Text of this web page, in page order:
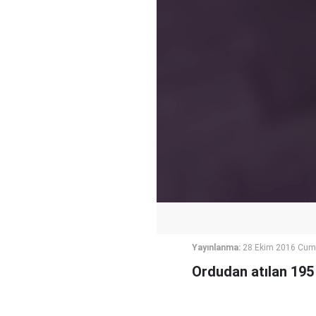
Yayınlanma: 28 Ekim 2016
Ordudan atılan